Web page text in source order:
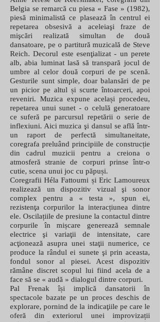
Belgia se remarcă cu piesa « Fase » (1982),
piesă minimalistă ce plasează în centrul ei
repetarea obsesivă a aceleiaşi fraze de
mişcări realizată simultan de două
dansatoare, pe o partitură muzicală de Steve
Reich. Decorul este esenţializat - un perete
alb, abia luminat lasă să transpară jocul de
umbre al celor două corpuri de pe scenă.
Gesturile sunt simple, doar balansări de pe
un picior pe altul și scurte întoarceri, apoi
reveniri. Muzica expune același procedeu,
repetarea unui sunet - o celulă generatoare
ce suferă pe parcursul repetării o serie de
inflexiuni. Aici muzica şi dansul se află într-
un raport de perfectă simultaneitate,
coregrafa preluând principiile de construcție
din cadrul muzicii pentru a creiona o
atmosferă stranie de corpuri prinse într-o
cutie, scena unui joc cu păpuși.
Coregrafii Héla Fattoumi și Eric Lamoureux
realizează un dispozitiv vizual şi sonor
complex pentru a « testa », spun ei,
rezistenţa corpurilor la interacțiunea dintre
ele. Oscilațiile de presiune la contactul dintre
corpurile în mișcare generează semnale
electrice şi variaţii de intensitate, care
acţionează asupra unei staţii numerice, ce
produce la rândul ei sunete şi prin aceasta,
fondul sonor al piesei. Acest dispozitiv
rămâne discret scopul lui fiind acela de a
face să se « audă » dialogul dintre corpuri.
Pal Frenak își implică dansatorii în
spectacole bazate pe un proces deschis de
explorare, pornind de la indicaţiile pe care le
oferă din exteriorul unei improvizații